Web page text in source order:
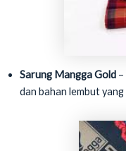
Sarung Mangga Gold–
dan bahan lembut